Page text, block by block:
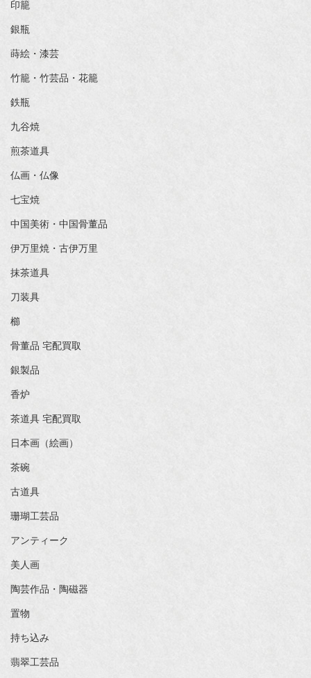
印籠
銀瓶
蒔絵・漆芸
竹籠・竹芸品・花籠
鉄瓶
九谷焼
煎茶道具
仏画・仏像
七宝焼
中国美術・中国骨董品
伊万里焼・古伊万里
抹茶道具
刀装具
櫛
骨董品 宅配買取
銀製品
香炉
茶道具 宅配買取
日本画（絵画）
茶碗
古道具
珊瑚工芸品
アンティーク
美人画
陶芸作品・陶磁器
置物
持ち込み
翡翠工芸品